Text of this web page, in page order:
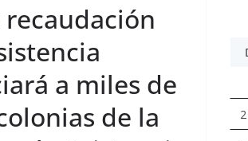
recaudación
a miles de
de la
2